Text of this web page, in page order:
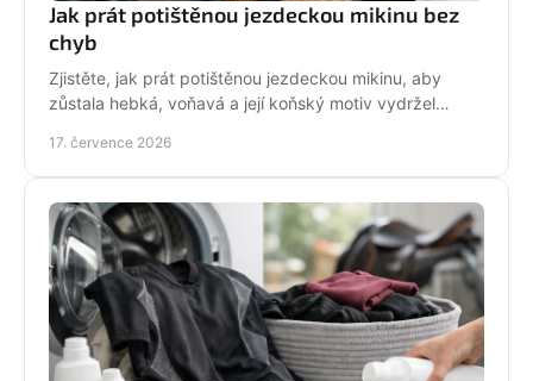
Jak prát potištěnou jezdeckou mikinu bez
chyb
Zjistěte, jak prát potištěnou jezdeckou mikinu, aby
zůstala hebká, voňavá a její koňský motiv vydržel
17. července 2026